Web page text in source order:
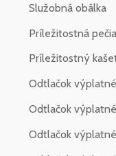
Služobná obálka
Príležitostná
Príležitostný
Odtlačok
Odtlačok
Odtlačok